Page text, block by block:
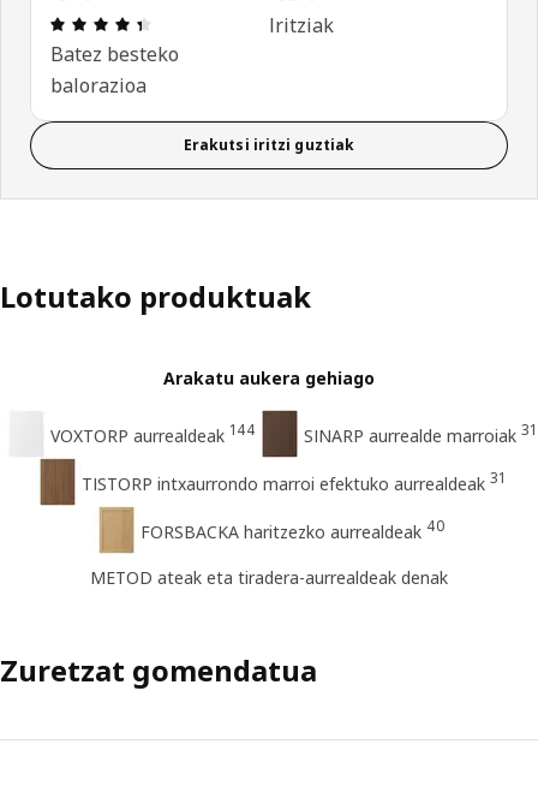
Aipamena: 4.4 / 5 izar. Berrikuspen osoak: 431
Batez besteko
balorazioa
Iritziak
Erakutsi iritzi guztiak
Lotutako produktuak
Arakatu aukera gehiago
VOXTORP aurrealdeak 144 SINARP aurrealde marroiak 31
TISTORP intxaurrondo marroi efektuko aurrealdeak 31
FORSBACKA haritzezko aurrealdeak 40
METOD ateak eta tiradera-aurrealdeak denak
Zuretzat gomendatua